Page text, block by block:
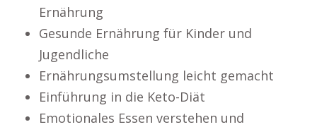
Ernährung
Gesunde Ernährung für Kinder und
Jugendliche
Ernährungsumstellung leicht gemacht
Einführung in die Keto-Diät
Emotionales Essen verstehen und